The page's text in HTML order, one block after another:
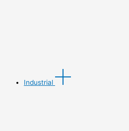
Industrial